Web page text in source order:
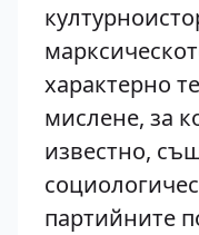
характерно
мислене, за
известно,
партийните